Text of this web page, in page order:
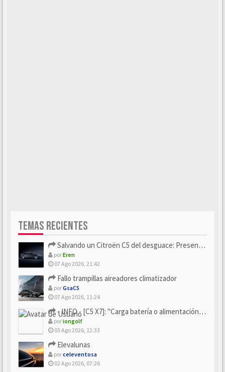
TEMAS RECIENTES
Salvando un Citroën C5 del desguace: Presentación y seguimiento
porEren
07 Ago 2026, 21:42
Fallo trampillas aireadores climatizador
porGsaC5
07 Ago 2026, 11:24
- INFO - [C5 X7]: "Carga batería o alimentación eléctri...
poriongolf
03 Ago 2026, 12:33
Elevalunas
porceleventosa
02 Ago 2026, 07:26